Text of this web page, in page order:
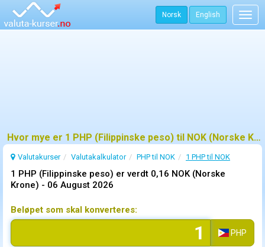
Norsk English
Hvor mye er 1 PHP (Filippinske peso) til NOK (Norske Krone)?
Valutakurser Valutakalkulator PHP til NOK 1 PHP til NOK
1 PHP (Filippinske peso) er verdt 0,16 NOK (Norske
Krone) - 06 August 2026
Beløpet som skal konverteres:
PHP